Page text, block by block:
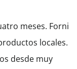
meses. Forni
locales.
desde muy